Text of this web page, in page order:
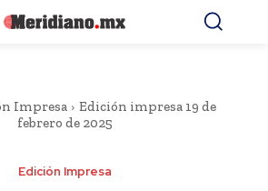
Impresa
Edición impresa 19 de
febrero de 2025
Edición Impresa